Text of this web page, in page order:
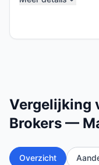
Vergelijking
Brokers —
Overzicht